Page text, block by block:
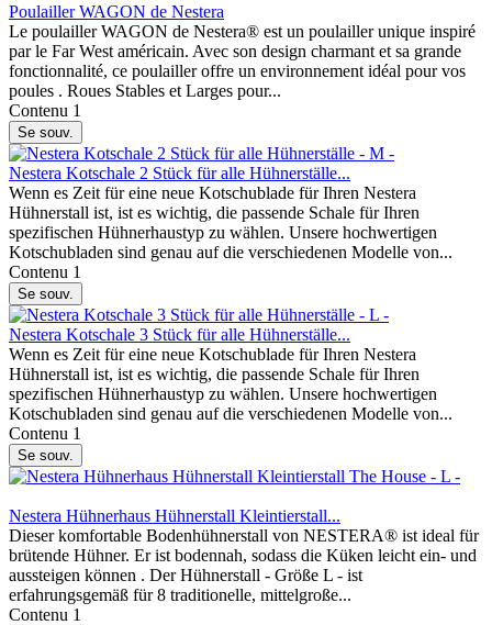
Poulailler WAGON de Nestera
Le poulailler WAGON de Nestera® est un poulailler unique inspiré
par le Far West américain. Avec son design charmant et sa grande
fonctionnalité, ce poulailler offre un environnement idéal pour vos
poules . Roues Stables et Larges pour...
Contenu 1
Se souv.
Nestera Kotschale 2 Stück für alle Hühnerställe...
Wenn es Zeit für eine neue Kotschublade für Ihren Nestera
Hühnerstall ist, ist es wichtig, die passende Schale für Ihren
spezifischen Hühnerhaustyp zu wählen. Unsere hochwertigen
Kotschubladen sind genau auf die verschiedenen Modelle von...
Contenu 1
Se souv.
Nestera Kotschale 3 Stück für alle Hühnerställe...
Wenn es Zeit für eine neue Kotschublade für Ihren Nestera
Hühnerstall ist, ist es wichtig, die passende Schale für Ihren
spezifischen Hühnerhaustyp zu wählen. Unsere hochwertigen
Kotschubladen sind genau auf die verschiedenen Modelle von...
Contenu 1
Se souv.
Nestera Hühnerhaus Hühnerstall Kleintierstall...
Dieser komfortable Bodenhühnerstall von NESTERA® ist ideal für
brütende Hühner. Er ist bodennah, sodass die Küken leicht ein- und
aussteigen können . Der Hühnerstall - Größe L - ist
erfahrungsgemäß für 8 traditionelle, mittelgroße...
Contenu 1